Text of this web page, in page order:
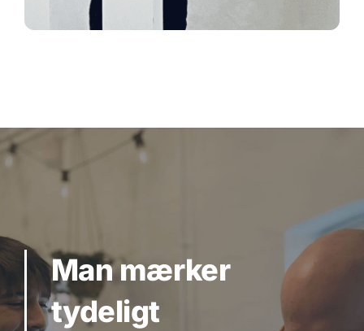
Man mærker
tydeligt